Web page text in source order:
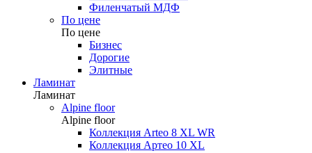
Филенчатый МДФ
По цене
По цене
Бизнес
Дорогие
Элитные
Ламинат
Ламинат
Alpine floor
Alpine floor
Коллекция Arteo 8 XL WR
Коллекция Артео 10 XL